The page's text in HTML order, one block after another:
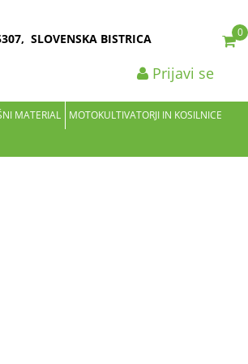
SLOVENSKA BISTRICA 0
Prijavi se
MATERIAL MOTOKULTIVATORJI IN KOSILNICE